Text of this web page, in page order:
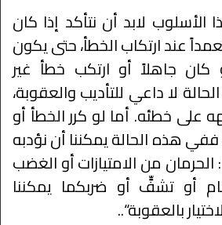
لابد أن نتأكد إذا كان
عند ارتكاب الخطأ، حتى يكون
كان جاهلاً أو ارتكب خطأ غير
لا داعي للتأديب والعقوبة،
على خطئه. أما لو كرر الخطأ أو
هذه الحالة يمكننا أن نؤدبه
الحرمان من الامتيازات أو الغضب
أو تشفٍّ أو ضربكما يمكننا
بالعقوبة“..